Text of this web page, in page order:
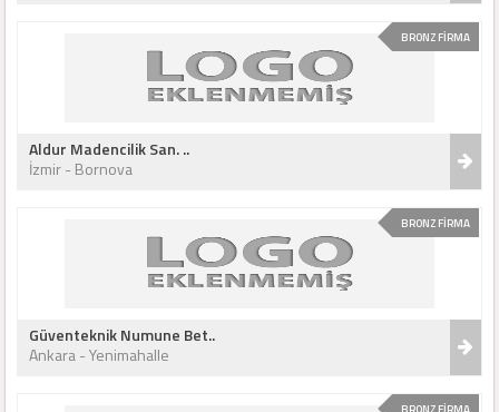
BRONZ FİRMA
Aldur Madencilik San. ..
İzmir - Bornova
BRONZ FİRMA
Güventeknik Numune Bet..
Ankara - Yenimahalle